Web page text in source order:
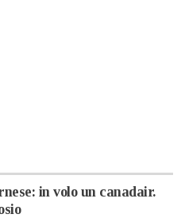
in volo un canadair.